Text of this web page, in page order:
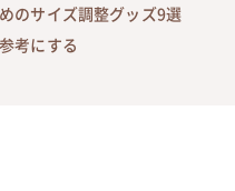
のサイズ調整グッズ9選
考にする